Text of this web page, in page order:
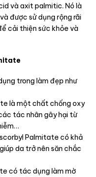
và axit palmitic. Nó là
được sử dụng rộng rãi
cải thiện sức khỏe và
trong làm đẹp như
là một chất chống oxy
tác nhân gây hại từ
Palmitate có khả
da trở nên săn chắc
có tác dụng làm mờ